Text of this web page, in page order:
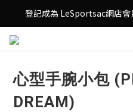
登記成為 LeSportsac網店會
登記成為 LeSportsac網店會
滿 $800尊享港澳免費
心型手腕小包
DREAM)